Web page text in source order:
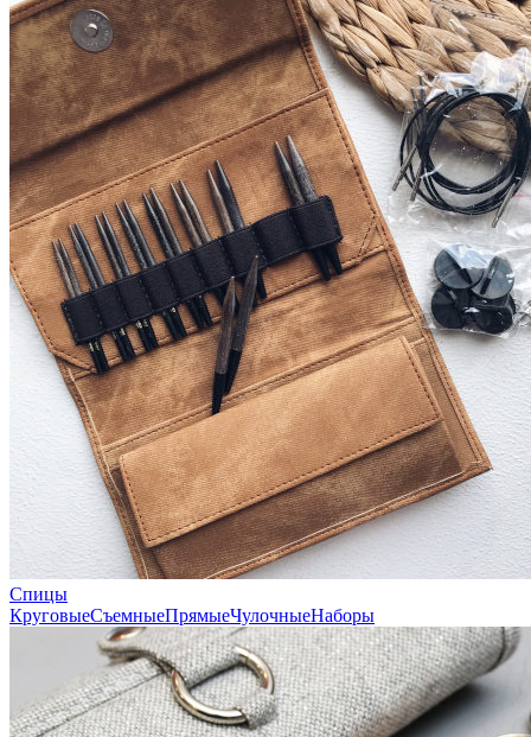
Спицы
КруговыеСъемныеПрямыеЧулочныеНаборы